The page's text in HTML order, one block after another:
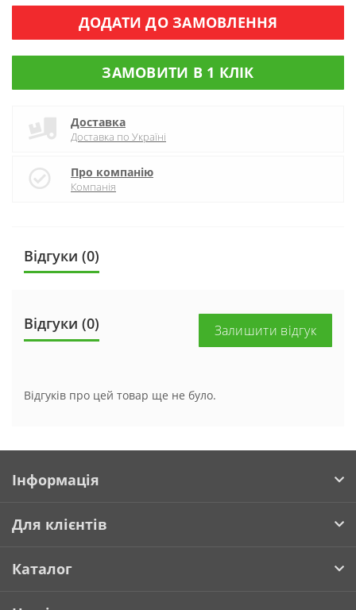
ДОДАТИ ДО ЗАМОВЛЕННЯ
ЗАМОВИТИ В 1 КЛІК
Доставка
Доставка по Україні
Про компанію
Компанія
Відгуки (0)
Відгуки (0) Залишити відгук
Відгуків про цей товар ще не було.
Інформація
Для клієнтів
Каталог